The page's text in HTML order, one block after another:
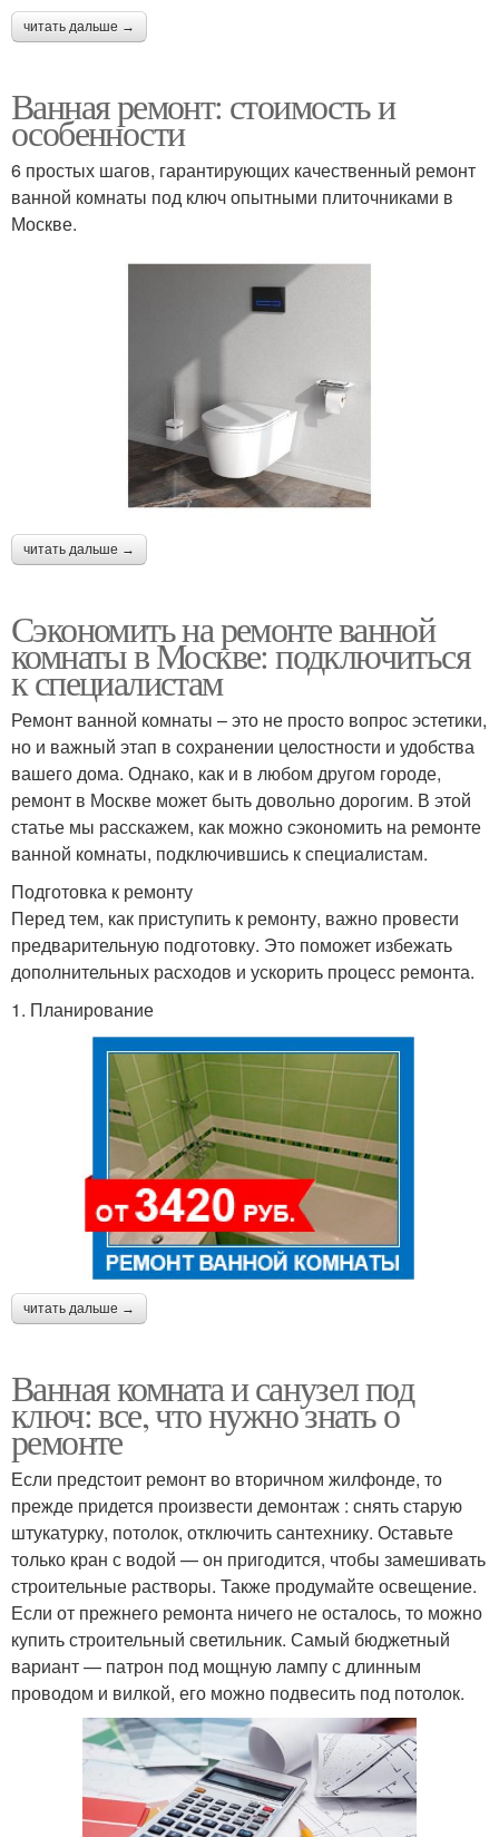
читать дальше →
Ванная ремонт: стоимость и
особенности
6 простых шагов, гарантирующих качественный ремонт
ванной комнаты под ключ опытными плиточниками в
Москве.
читать дальше →
Сэкономить на ремонте ванной
комнаты в Москве: подключиться
к специалистам
Ремонт ванной комнаты – это не просто вопрос эстетики,
но и важный этап в сохранении целостности и удобства
вашего дома. Однако, как и в любом другом городе,
ремонт в Москве может быть довольно дорогим. В этой
статье мы расскажем, как можно сэкономить на ремонте
ванной комнаты, подключившись к специалистам.
Подготовка к ремонту
Перед тем, как приступить к ремонту, важно провести
предварительную подготовку. Это поможет избежать
дополнительных расходов и ускорить процесс ремонта.
1. Планирование
читать дальше →
Ванная комната и санузел под
ключ: все, что нужно знать о
ремонте
Если предстоит ремонт во вторичном жилфонде, то
прежде придется произвести демонтаж : снять старую
штукатурку, потолок, отключить сантехнику. Оставьте
только кран с водой — он пригодится, чтобы замешивать
строительные растворы. Также продумайте освещение.
Если от прежнего ремонта ничего не осталось, то можно
купить строительный светильник. Самый бюджетный
вариант — патрон под мощную лампу с длинным
проводом и вилкой, его можно подвесить под потолок.